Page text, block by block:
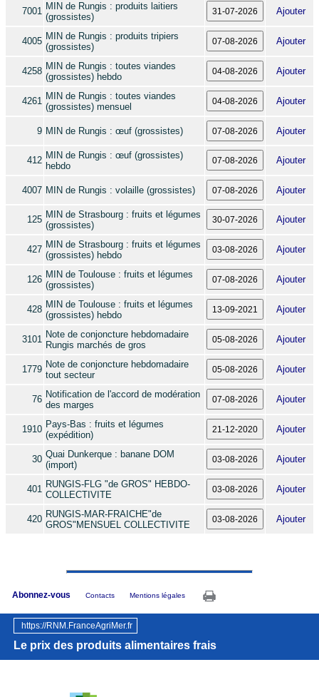
7001 MIN de Rungis : produits laitiers
(grossistes)
Ajouter
4005 MIN de Rungis : produits tripiers
(grossistes)
Ajouter
4258 MIN de Rungis : toutes viandes
(grossistes) hebdo
Ajouter
4261 MIN de Rungis : toutes viandes
(grossistes) mensuel
Ajouter
9 MIN de Rungis : œuf (grossistes) Ajouter
412 MIN de Rungis : œuf (grossistes)
hebdo
Ajouter
4007 MIN de Rungis : volaille (grossistes) Ajouter
125 MIN de Strasbourg : fruits et légumes
(grossistes)
Ajouter
427 MIN de Strasbourg : fruits et légumes
(grossistes) hebdo
Ajouter
126 MIN de Toulouse : fruits et légumes
(grossistes)
Ajouter
428 MIN de Toulouse : fruits et légumes
(grossistes) hebdo
Ajouter
3101 Note de conjoncture hebdomadaire
Rungis marchés de gros
Ajouter
1779 Note de conjoncture hebdomadaire
tout secteur
Ajouter
76 Notification de l'accord de modération
des marges
Ajouter
1910 Pays-Bas : fruits et légumes
(expédition)
Ajouter
30 Quai Dunkerque : banane DOM
(import)
Ajouter
401 RUNGIS-FLG "de GROS" HEBDO-
COLLECTIVITE
Ajouter
420 RUNGIS-MAR-FRAICHE"de
GROS"MENSUEL COLLECTIVITE
Ajouter
Abonnez-vous Contacts Mentions légales
https://RNM.FranceAgriMer.fr
Le prix des produits alimentaires frais